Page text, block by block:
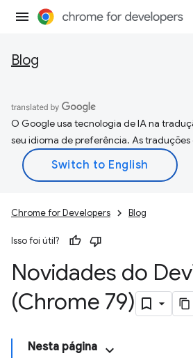
Blog
O Google usa tecnologia de IA na
seu idioma de preferência. As
Chrome for Developers Blog
Isso foi útil?
Novidades do Dev
(Chrome 79)
Nesta página